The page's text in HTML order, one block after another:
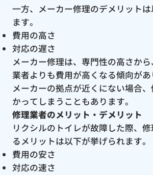
一方、メーカー修理のデメリット
ます。
費用の高さ
対応の遅さ
メーカー修理は、専門性の高さか
業者よりも費用が高くなる傾向があ
メーカーの拠点が近くにない場合
かってしまうこともあります。
修理業者のメリット・デメリット
リクシルのトイレが故障した際、
るメリットは以下が挙げられます。
費用の安さ
対応の速さ